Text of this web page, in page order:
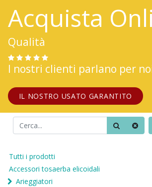
Acquista
Qualità
I nostri clienti parlano per
IL NOSTRO USATO GARANTITO
Tutti i prodotti
Accessori tosaerba elicoidali
Arieggiatori